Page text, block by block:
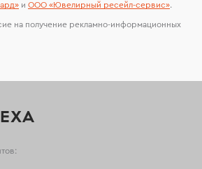
и ООО «Ювелирный ресейл-сервиc».
на получение рекламно-информационных